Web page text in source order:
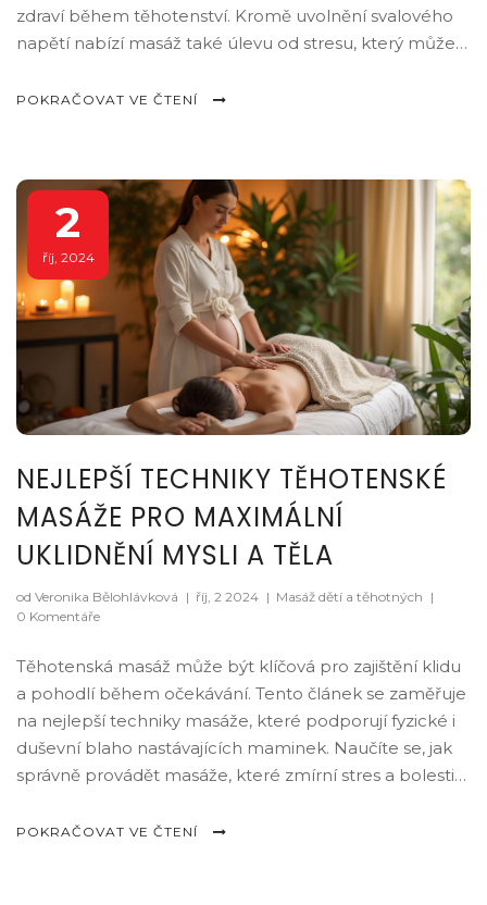
zdraví během těhotenství. Kromě uvolnění svalového
napětí nabízí masáž také úlevu od stresu, který může
úlevu pro tělo, ale také vytváří prostor pro mentální
POKRAČOVAT VE ČTENÍ
2
říj, 2024
NEJLEPŠÍ TECHNIKY TĚHOTENSKÉ
MASÁŽE PRO MAXIMÁLNÍ
UKLIDNĚNÍ MYSLI A TĚLA
od Veronika Bělohlávková | říj, 2 2024 | Masáž dětí a těhotných |
0 Komentáře
Těhotenská masáž může být klíčová pro zajištění klidu
a pohodlí během očekávání. Tento článek se zaměřuje
na nejlepší techniky masáže, které podporují fyzické i
duševní blaho nastávajících maminek. Naučíte se, jak
správně provádět masáže, které zmírní stres a bolesti
opatřeními.
POKRAČOVAT VE ČTENÍ